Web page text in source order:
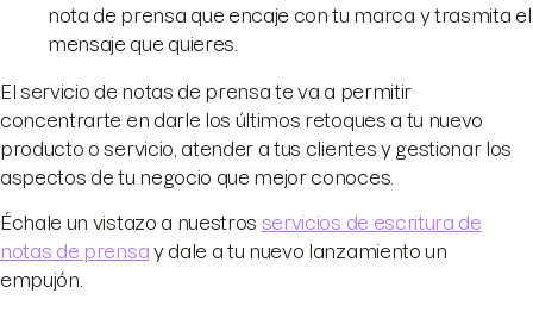
nota de prensa que encaje con tu marca y trasmita el
mensaje que quieres.
El servicio de notas de prensa te va a permitir
concentrarte en darle los últimos retoques a tu nuevo
producto o servicio, atender a tus clientes y gestionar los
aspectos de tu negocio que mejor conoces.
Échale un vistazo a nuestros servicios de escritura de
notas de prensa y dale a tu nuevo lanzamiento un
empujón.